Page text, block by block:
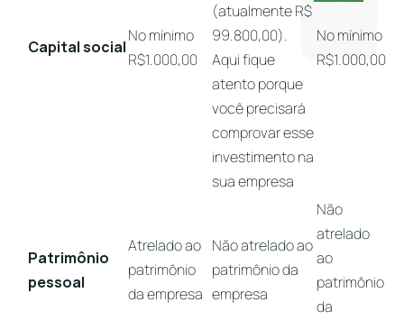
Capital social
No mínimo
R$1.000,00
(atualmente R$
99.800,00).
Aqui fique
atento porque
você precisará
comprovar esse
investimento na
sua empresa
No mínimo
R$1.000,00
Patrimônio
pessoal
Atrelado ao
patrimônio
da empresa
Não atrelado ao
patrimônio da
empresa
Não
atrelado
ao
patrimônio
da